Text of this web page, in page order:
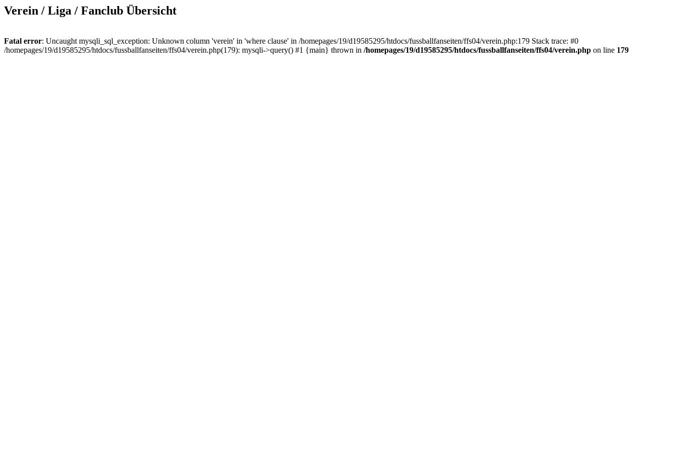
Verein / Liga / Fanclub Übersicht
Fatal error: Uncaught mysqli_sql_exception: Unknown column 'verein' in 'where clause' in /homepages/19/d19585295/htdocs/fussballfanseiten/ffs04/verein.php:179 Stack trace: #0
/homepages/19/d19585295/htdocs/fussballfanseiten/ffs04/verein.php(179): mysqli->query() #1 {main} thrown in /homepages/19/d19585295/htdocs/fussballfanseiten/ffs04/verein.php on line 179